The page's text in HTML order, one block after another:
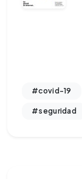
#covid-19
#seguridad